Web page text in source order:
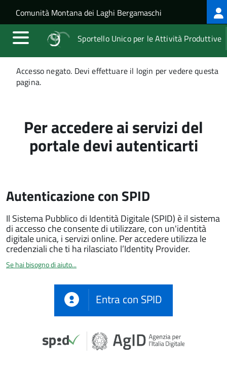
Salta al contenuto principale
Skip to site navigation
Comunità Montana dei Laghi Bergamaschi
Sportello Unico per le Attività Produttive
Messaggio
di
Accesso negato. Devi effettuare il login per vedere questa
pagina.
Per accedere ai servizi del
portale devi autenticarti
Autenticazione con SPID
Il Sistema Pubblico di Identità Digitale (SPID) è il sistema
di accesso che consente di utilizzare, con un'identità
digitale unica, i servizi online. Per accedere utilizza le
credenziali che ti ha rilasciato l’Identity Provider.
Se hai bisogno di aiuto...
Entra con SPID